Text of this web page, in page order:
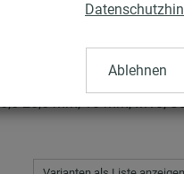
Ablehnen
Typ 2
25,5 mm, 10 mm, M10,